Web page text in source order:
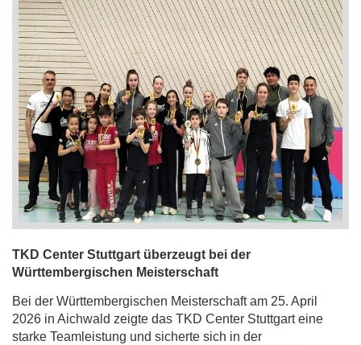
TKD Center Stuttgart überzeugt bei der
Württembergischen Meisterschaft
Bei der Württembergischen Meisterschaft am 25. April
2026 in Aichwald zeigte das TKD Center Stuttgart eine
starke Teamleistung und sicherte sich in der